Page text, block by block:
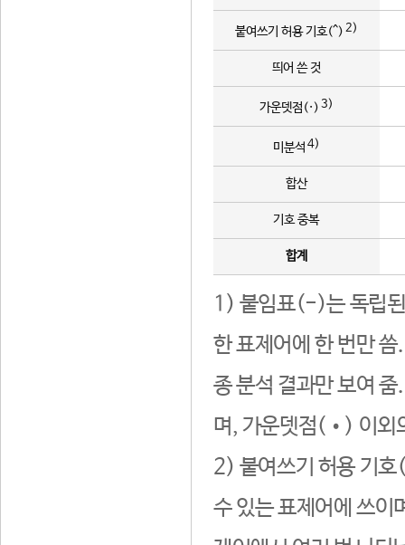
붙여쓰기 허용 기호(^) 2)
띄어 쓴 것
가운뎃점(·) 3)
미분석 4)
합산
기호 중복
합계
1) 붙임표(-)는 독립된
한 표제어에 한 번만
종 분석 결과만 보여
며, 가운뎃점(•) 이외
2) 붙여쓰기 허용 기호
수 있는 표제어에 쓰이